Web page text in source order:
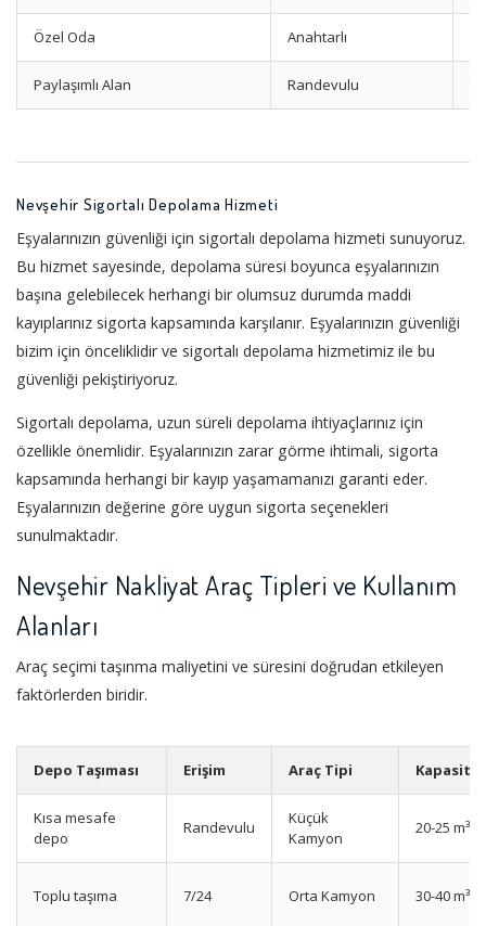
Özel Oda Anahtarlı
Paylaşımlı Alan Randevulu
Nevşehir Sigortalı Depolama Hizmeti
Eşyalarınızın güvenliği için sigortalı depolama hizmeti sunuyoruz.
Bu hizmet sayesinde, depolama süresi boyunca eşyalarınızın
başına gelebilecek herhangi bir olumsuz durumda maddi
kayıplarınız sigorta kapsamında karşılanır. Eşyalarınızın güvenliği
bizim için önceliklidir ve sigortalı depolama hizmetimiz ile bu
güvenliği pekiştiriyoruz.
Sigortalı depolama, uzun süreli depolama ihtiyaçlarınız için
özellikle önemlidir. Eşyalarınızın zarar görme ihtimali, sigorta
kapsamında herhangi bir kayıp yaşamamanızı garanti eder.
Eşyalarınızın değerine göre uygun sigorta seçenekleri
sunulmaktadır.
Nevşehir Nakliyat Araç Tipleri ve Kullanım
Alanları
Araç seçimi taşınma maliyetini ve süresini doğrudan etkileyen
faktörlerden biridir.
Depo Taşıması Erişim Araç Tipi Kapasite
Kısa mesafe
depo
Randevulu
Küçük
Kamyon
20-25 m³
Toplu taşıma 7/24 Orta Kamyon 30-40 m³